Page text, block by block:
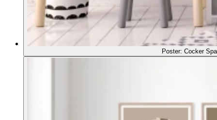
Poster: Cocker